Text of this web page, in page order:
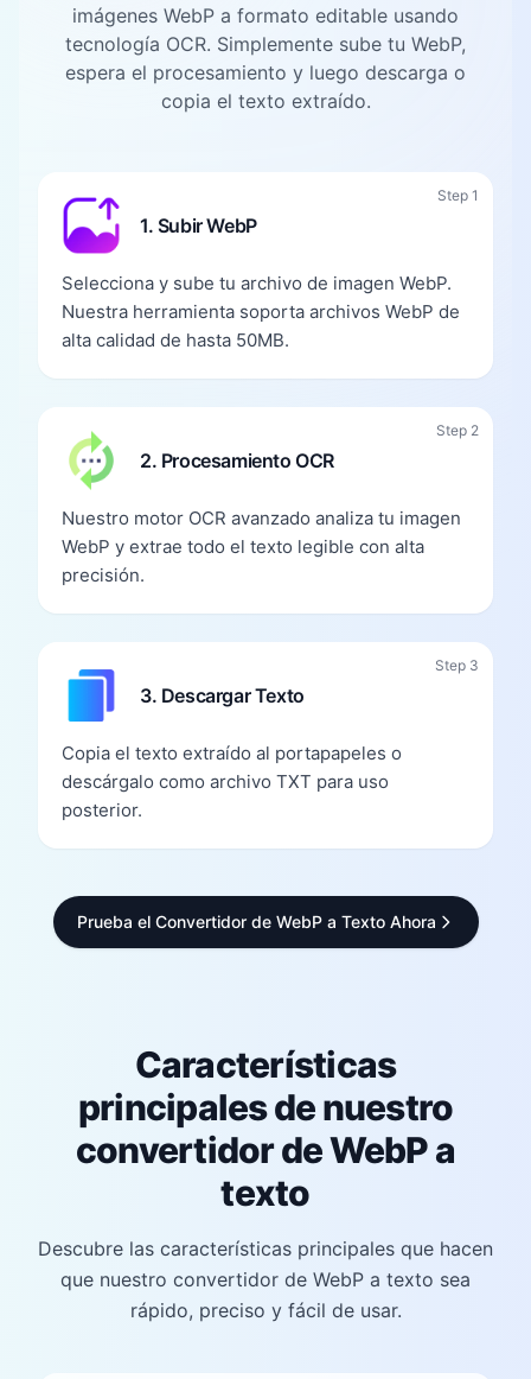
imágenes WebP a formato editable usando
tecnología OCR. Simplemente sube tu WebP,
espera el procesamiento y luego descarga o
copia el texto extraído.
1. Subir WebP
Selecciona y sube tu archivo de imagen WebP.
Nuestra herramienta soporta archivos WebP de
alta calidad de hasta 50MB.
Step 1
2. Procesamiento OCR
Nuestro motor OCR avanzado analiza tu imagen
WebP y extrae todo el texto legible con alta
precisión.
Step 2
3. Descargar Texto
Copia el texto extraído al portapapeles o
descárgalo como archivo TXT para uso
posterior.
Step 3
Prueba el Convertidor de WebP a Texto Ahora
Características
principales de nuestro
convertidor de WebP a
texto
Descubre las características principales que hacen
que nuestro convertidor de WebP a texto sea
rápido, preciso y fácil de usar.